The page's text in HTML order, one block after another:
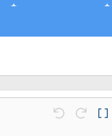
DeshacerRehacer
Guardar